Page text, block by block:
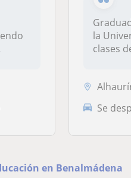
la
clases
Alhaurín de la
Se
en Benalmádena